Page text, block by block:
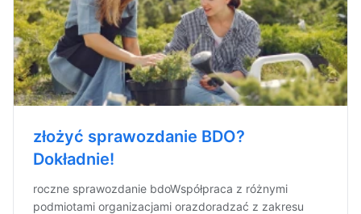
złożyć sprawozdanie BDO?
Dokładnie!
roczne sprawozdanie bdoWspółpraca z różnymi
podmiotami organizacjami orazdoradzać z zakresu